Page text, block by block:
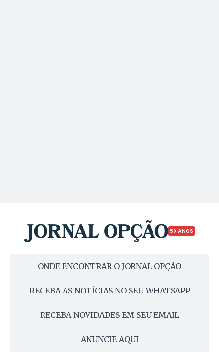
50 ANOS
ONDE ENCONTRAR O JORNAL OPÇÃO
RECEBA AS NOTÍCIAS NO SEU WHATSAPP
RECEBA NOVIDADES EM SEU EMAIL
ANUNCIE AQUI